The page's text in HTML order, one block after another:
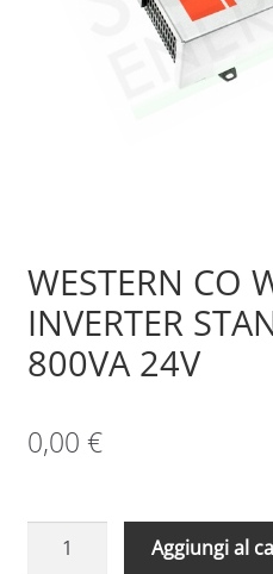
WESTERN CO
INVERTER
800VA 24V
0,00 €
WESTERN
Aggiungi al